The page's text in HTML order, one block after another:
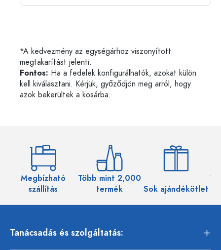
*A kedvezmény az egységárhoz viszonyított
megtakarítást jelenti.
Fontos: Ha a fedelek konfigurálhatók, azokat külön
kell kiválasztani. Kérjük, győződjön meg arról, hogy
azok bekerültek a kosárba.
Megbízható
szállítás
Több mint 2,000
termék
Sok ajándékötlet
Tanácsadás és szolgáltatás: